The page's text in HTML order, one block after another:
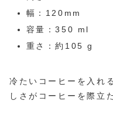
幅：120mm
容量：350 ml
重さ：約105 g
冷たいコーヒーを入れ
しさがコーヒーを際立